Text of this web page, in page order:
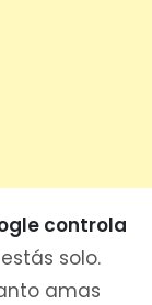
controla
solo.
amas